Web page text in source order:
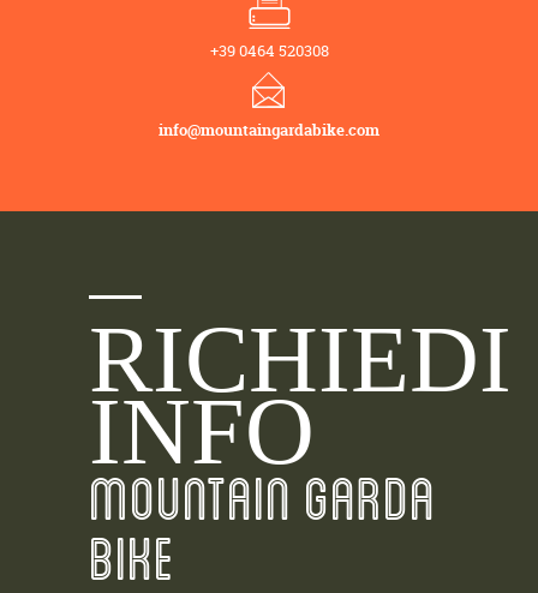
+39 0464 520308
info@mountaingardabike.com
RICHIEDI
INFO
MOUNTAIN GARDA
BIKE